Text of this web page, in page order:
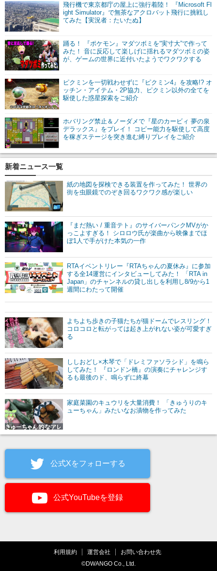
飛行機で東京都庁の屋上に強行着陸！ 『Microsoft Fl
ight Simulator』で無茶なアクロバット飛行に挑戦し
てみた【実況者：たいたぬ】
踊る！ 『ポケモン』マダツボミを“実寸大”で作って
みた！ 音に反応して楽しげに揺れるマダツボミの姿
が、ゲームの世界に近付いたようでワクワクする
ピクミンを一切戦わせずに『ピクミン4』を攻略!? オ
ッチン・アイテム・2P協力、ピクミン以外の全てを
駆使した惑星探索をご紹介
ホバリング禁止＆ノーダメで『星のカービィ 夢の泉
デラックス』をプレイ！ コピー能力を駆使して高度
を稼ぎステージを突き進む縛りプレイをご紹介
新着ニュース一覧
紙の地図を探検できる装置を作ってみた！ 世界の
街を虫眼鏡でのぞき回るワクワク感が楽しい
『まだ熱い / 重音テト』のサイバーパンクMVがか
っこよすぎる！ シロロウ氏が楽曲から映像までほ
ぼ1人で手がけた本気の一作
RTAイベントリレー『RTAちゃんの夏休み』に参加
する全14運営にインタビューしてみた！ 「RTA in
Japan」のチャンネルの貸し出しを利用し8/9から1
週間にわたって開催
よちよち歩きの子猫たちが猫ドームでレスリング！
コロコロと転がっては起き上がれない姿が可愛すぎ
る
ししおどし×木琴で「ドレミファソラシド」を鳴ら
してみた！ 『ロンドン橋』の演奏にチャレンジす
るも最後のド、鳴らずに終幕
家庭菜園のキュウリを大量消費！ 「きゅうりのキ
ューちゃん」みたいなお漬物を作ってみた
公式Xをフォローする
公式YouTubeを登録
利用規約 運営会社
お問い合わせ先
©DWANGO Co., Ltd.